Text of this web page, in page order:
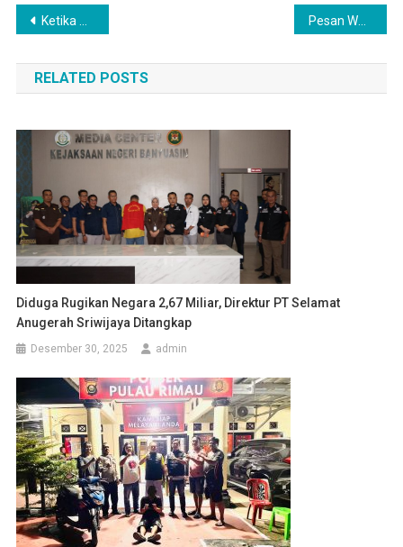
Navigasi
pos
Ketika Ulama dan Umaro Duduk Satu Meja : Jelang MUSDA XI MUI Sumsel
RELATED POSTS
Diduga Rugikan Negara 2,67 Miliar, Direktur PT Selamat
Anugerah Sriwijaya Ditangkap
Desember 30, 2025 admin